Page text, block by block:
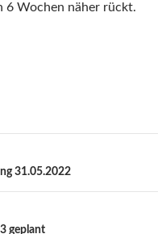
6 Wochen näher rückt.
31.05.2022
geplant